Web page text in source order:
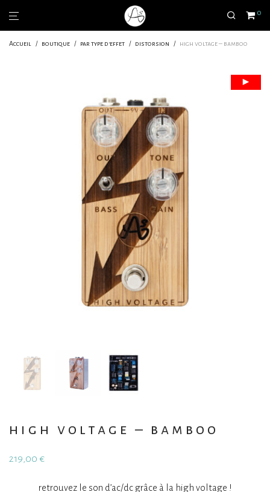
0
Accueil / boutique / par type d'effet / distorsion / high voltage – bamboo
high voltage – bamboo
219,00 €
retrouvez le son d’ac/dc grâce à la high voltage !